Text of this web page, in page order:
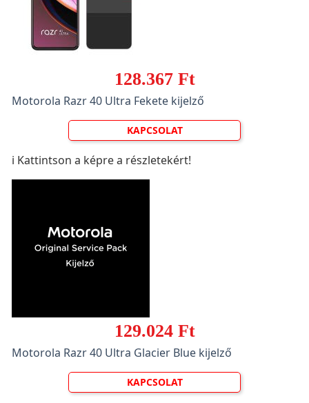
128.367 Ft
Motorola Razr 40 Ultra Fekete kijelző
KAPCSOLAT
ℹ️ Kattintson a képre a részletekért!
129.024 Ft
Motorola Razr 40 Ultra Glacier Blue kijelző
KAPCSOLAT